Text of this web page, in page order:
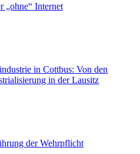
„ohne“ Internet
in Cottbus: Von den
in der Lausitz
der Wehrpflicht